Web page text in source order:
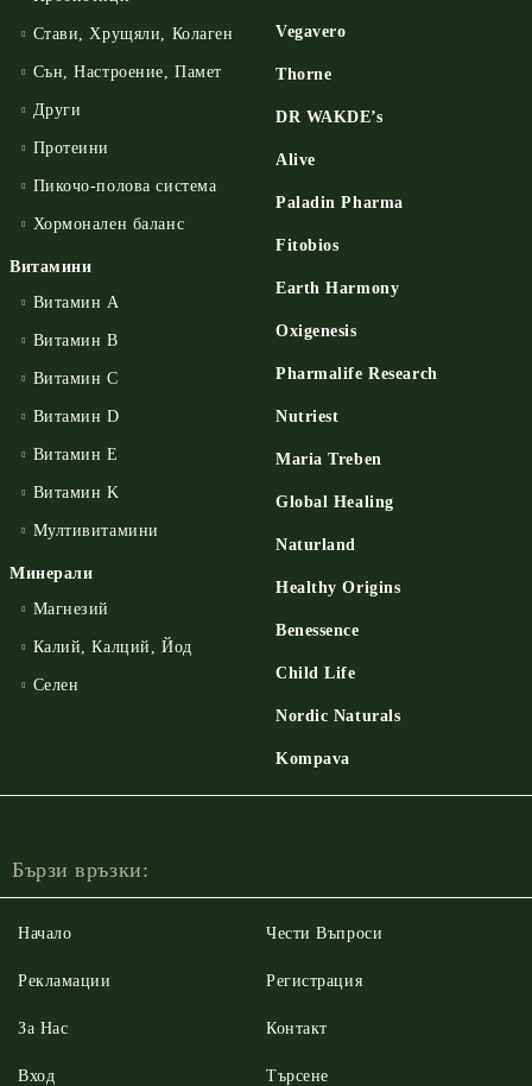
Стави, Хрущяли, Колаген
Сън, Настроение, Памет
Други
Протеини
Пикочо-полова система
Хормонален баланс
Витамини
Витамин А
Витамин B
Витамин C
Витамин D
Витамин E
Витамин K
Мултивитамини
Минерали
Магнезий
Калий, Калций, Йод
Селен
Vegavero
Thorne
DR WAKDE’s
Alive
Paladin Pharma
Fitobios
Earth Harmony
Oxigenesis
Pharmalife Research
Nutriest
Maria Treben
Global Healing
Naturland
Healthy Origins
Benessence
Child Life
Nordic Naturals
Kompava
Бързи връзки:
Начало
Рекламации
За Нас
Вход
Чести Въпроси
Регистрация
Контакт
Търсене